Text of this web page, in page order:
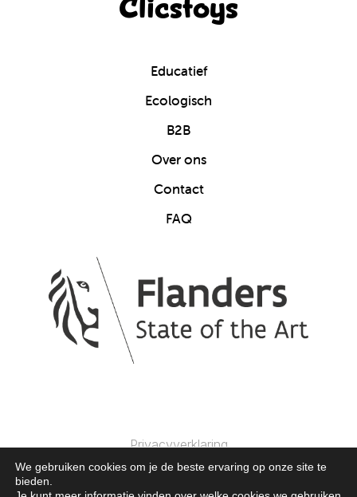
Clicstoys
Educatief
Ecologisch
B2B
Over ons
Contact
FAQ
Privacyverklaring
© 2025 Clics Toys. Alle Rechten Voorbehouden.
We gebruiken cookies om je de beste ervaring op onze site te
bieden.